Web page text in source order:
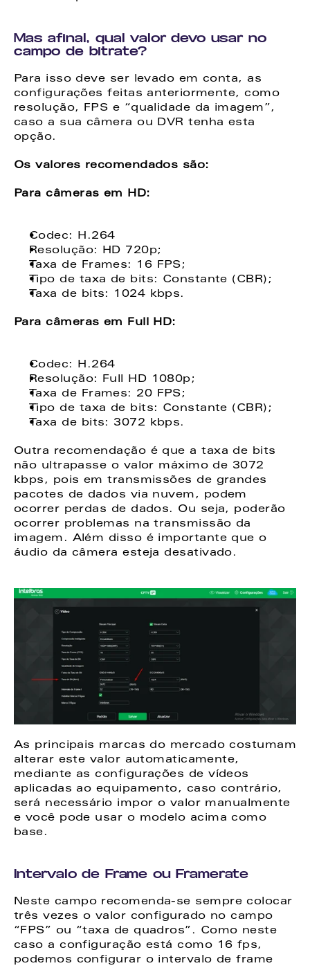
Mas afinal, qual valor devo usar no
campo de bitrate?
Para isso deve ser levado em conta, as
configurações feitas anteriormente, como
resolução, FPS e “qualidade da imagem”,
caso a sua câmera ou DVR tenha esta
opção.
Os valores recomendados são:
Para câmeras em HD:
Codec: H.264
Resolução: HD 720p;
Taxa de Frames: 16 FPS;
Tipo de taxa de bits: Constante (CBR);
Taxa de bits: 1024 kbps.
Para câmeras em Full HD:
Codec: H.264
Resolução: Full HD 1080p;
Taxa de Frames: 20 FPS;
Tipo de taxa de bits: Constante (CBR);
Taxa de bits: 3072 kbps.
Outra recomendação é que a taxa de bits
não ultrapasse o valor máximo de 3072
kbps, pois em transmissões de grandes
pacotes de dados via nuvem, podem
ocorrer perdas de dados. Ou seja, poderão
ocorrer problemas na transmissão da
imagem. Além disso é importante que o
áudio da câmera esteja desativado.
As principais marcas do mercado costumam
alterar este valor automaticamente,
mediante as configurações de vídeos
aplicadas ao equipamento, caso contrário,
será necessário impor o valor manualmente
e você pode usar o modelo acima como
base.
Intervalo de Frame ou Framerate
Neste campo recomenda-se sempre colocar
três vezes o valor configurado no campo
“FPS” ou “taxa de quadros”. Como neste
caso a configuração está como 16 fps,
podemos configurar o intervalo de frame